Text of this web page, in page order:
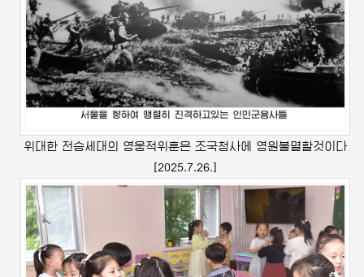
위대한 전승세대의 영웅적위훈은 조국청사에 영원불멸할것이다
[2025.7.26.]